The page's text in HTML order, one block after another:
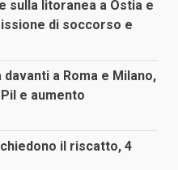
sulla litoranea a Ostia e
di soccorso e
a Roma e Milano,
e aumento
il riscatto, 4